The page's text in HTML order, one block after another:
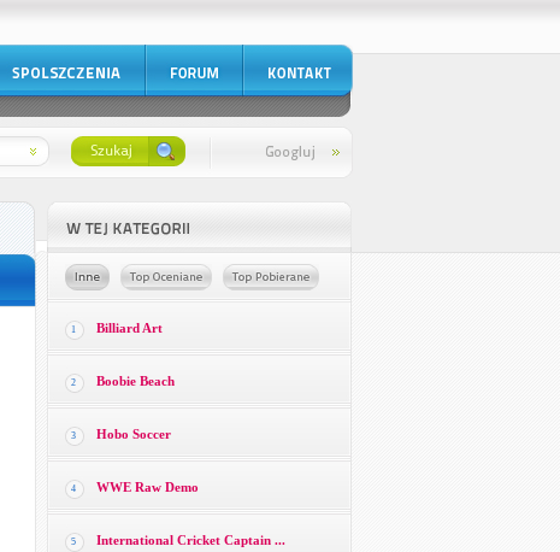
1 Billiard Art
2 Boobie Beach
3 Hobo Soccer
4 WWE Raw Demo
5 International Cricket Captain ...